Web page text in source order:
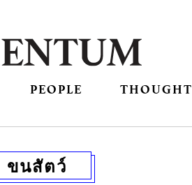
PEOPLE THOUGHT
ขนสัตว์